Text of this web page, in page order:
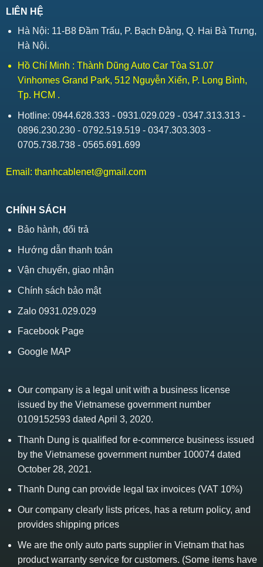
LIÊN HỆ
Hà Nội: 11-B8 Đầm Trấu, P. Bạch Đằng, Q. Hai Bà Trưng,
Hà Nội.
Hồ Chí Minh : Thành Dũng Auto Car Tòa S1.07
Vinhomes Grand Park, 512 Nguyễn Xiển, P. Long Bình,
Tp. HCM .
Hotline: 0944.628.333 - 0931.029.029 - 0347.313.313 -
0896.230.230 - 0792.519.519 - 0347.303.303 -
0705.738.738 - 0565.691.699
Email: thanhcablenet@gmail.com
CHÍNH SÁCH
Bảo hành, đổi trả
Hướng dẫn thanh toán
Vận chuyển, giao nhận
Chính sách bảo mật
Zalo 0931.029.029
Facebook Page
Google MAP
Our company is a legal unit with a business license
issued by the Vietnamese government number
0109152593 dated April 3, 2020.
Thanh Dung is qualified for e-commerce business issued
by the Vietnamese government number 100074 dated
October 28, 2021.
Thanh Dung can provide legal tax invoices (VAT 10%)
Our company clearly lists prices, has a return policy, and
provides shipping prices
We are the only auto parts supplier in Vietnam that has
product warranty service for customers. (Some items have